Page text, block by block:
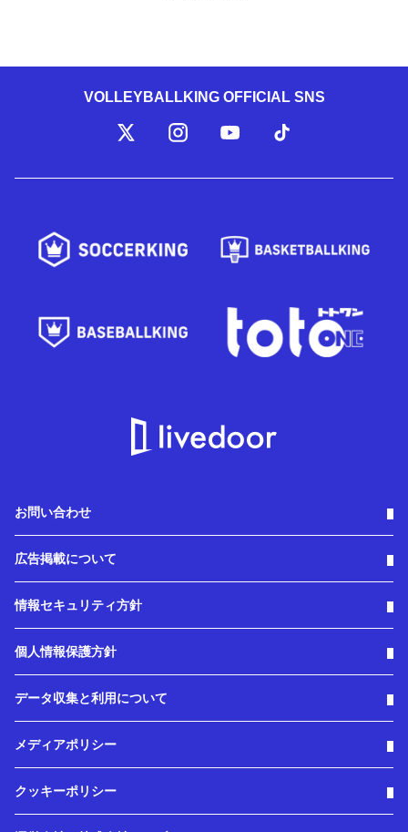
VOLLEYBALLKING OFFICIAL SNS
お問い合わせ
広告掲載について
情報セキュリティ方針
個人情報保護方針
データ収集と利用について
メディアポリシー
クッキーポリシー